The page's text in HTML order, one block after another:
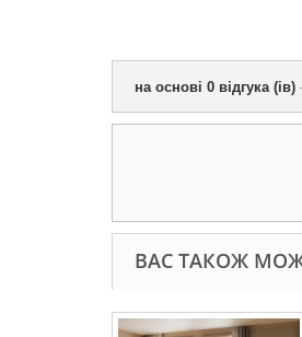
на основі 0 відгука (ів)
ВАС ТАКОЖ